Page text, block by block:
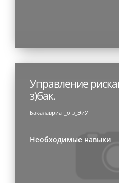
Управление
з)бак.
Бакалавриат_о-з_ЭиУ
Необходимые навыки